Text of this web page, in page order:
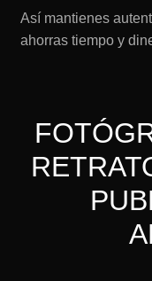
Así mantienes
ahorras tiempo y